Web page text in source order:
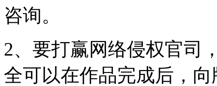
咨询。
2、要打赢网络侵权官司
全可以在作品完成后，